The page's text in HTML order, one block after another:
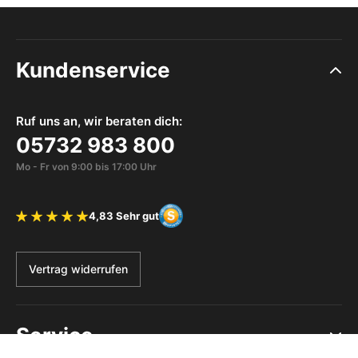
Kundenservice
Ruf uns an, wir beraten dich:
05732 983 800
Mo - Fr von 9:00 bis 17:00 Uhr
Bewertung 4.83 von 5 Sternen
4,83 Sehr gut
Vertrag widerrufen
Service